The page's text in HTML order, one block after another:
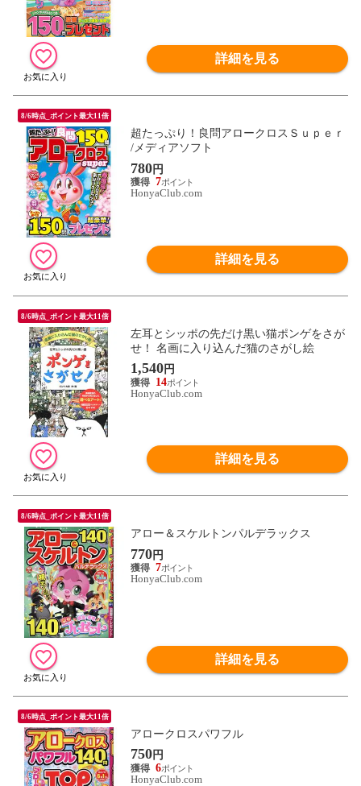
詳細を見る
8/6時点_ポイント最大11倍
超たっぷり！良問アロークロスＳｕｐｅｒ
/メディアソフト
780円
7
HonyaClub.com
詳細を見る
8/6時点_ポイント最大11倍
左耳とシッポの先だけ黒い猫ポンゲをさが
せ！ 名画に入り込んだ猫のさがし絵
1,540円
14
HonyaClub.com
詳細を見る
8/6時点_ポイント最大11倍
アロー＆スケルトンパルデラックス
770円
7
HonyaClub.com
詳細を見る
8/6時点_ポイント最大11倍
アロークロスパワフル
750円
6
HonyaClub.com